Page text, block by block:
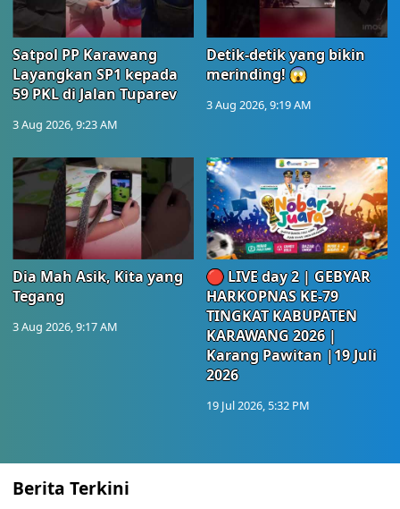
Satpol PP Karawang
Layangkan SP1 kepada
59 PKL di Jalan Tuparev
3 Aug 2026, 9:23 AM
Detik-detik yang bikin
merinding! 😱
3 Aug 2026, 9:19 AM
Dia Mah Asik, Kita yang
Tegang
3 Aug 2026, 9:17 AM
🔴 LIVE day 2 | GEBYAR
HARKOPNAS KE-79
TINGKAT KABUPATEN
KARAWANG 2026 |
Karang Pawitan |19 Juli
2026
19 Jul 2026, 5:32 PM
Berita Terkini